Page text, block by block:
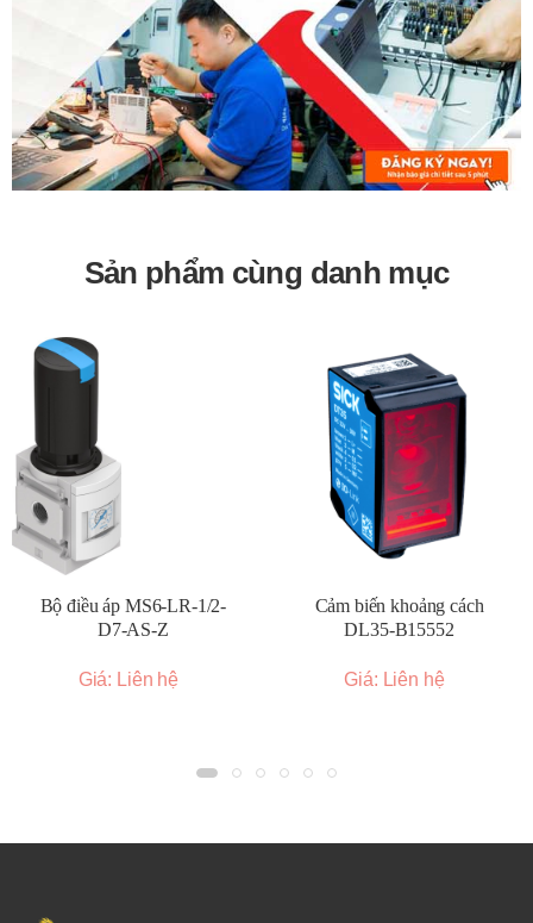
Sản phẩm cùng danh mục
Bộ điều áp MS6-LR-1/2-
D7-AS-Z
Giá: Liên hệ
Cảm biến khoảng cách
DL35-B15552
Giá: Liên hệ